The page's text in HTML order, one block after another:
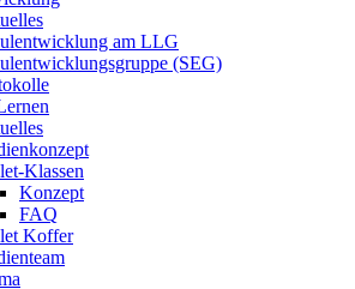
am LLG
(SEG)
Klassen
Konzept
FAQ
Koffer